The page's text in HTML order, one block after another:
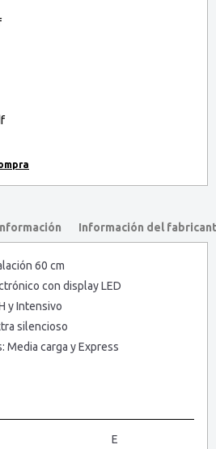
Información del
60 cm
con display LED
y Intensivo
silencioso
Media carga y Express
E